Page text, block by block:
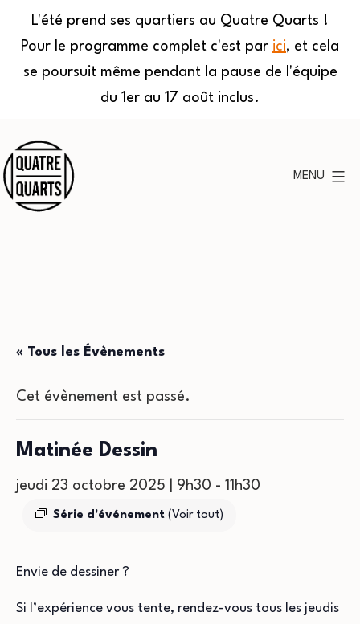
L'été prend ses quartiers au Quatre Quarts !
Pour le programme complet c'est par ici, et cela
se poursuit même pendant la pause de l'équipe
du 1er au 17 août inclus.
au
contenu
MENU
« Tous les Évènements
Cet évènement est passé.
Matinée Dessin
jeudi 23 octobre 2025 | 9h30 - 11h30
Série d'événement (Voir tout)
Envie de dessiner ?
Si l’expérience vous tente, rendez-vous tous les jeudis